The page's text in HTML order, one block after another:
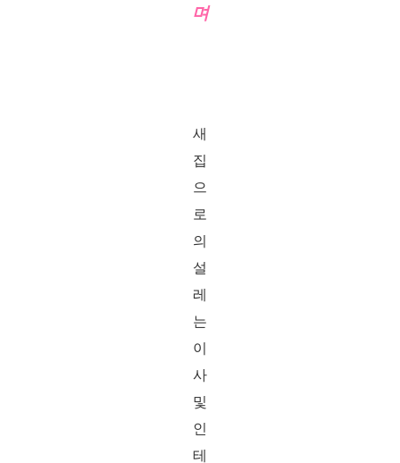
며
새
집
으
로
의
설
레
는
이
사
및
인
테